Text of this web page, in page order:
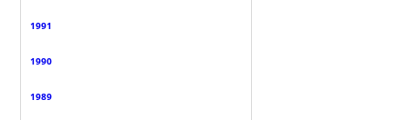
1991
1990
1989